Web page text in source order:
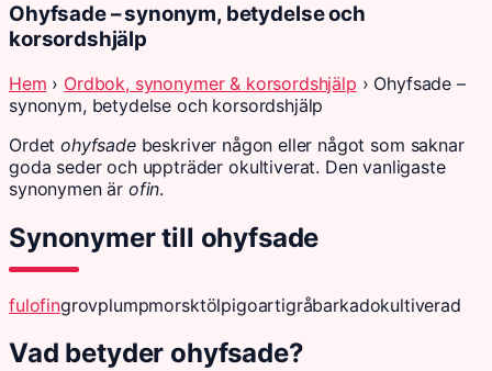
Ohyfsade – synonym, betydelse och
korsordshjälp
Hem › Ordbok, synonymer & korsordshjälp › Ohyfsade –
synonym, betydelse och korsordshjälp
Ordetohyfsadebeskriver någon eller något som saknar
goda seder och uppträder okultiverat. Den vanligaste
synonymen är ofin.
Synonymer till ohyfsade
fulofingrovplumpmorsktölpigoartigråbarkadokultiverad
Vad betyder ohyfsade?